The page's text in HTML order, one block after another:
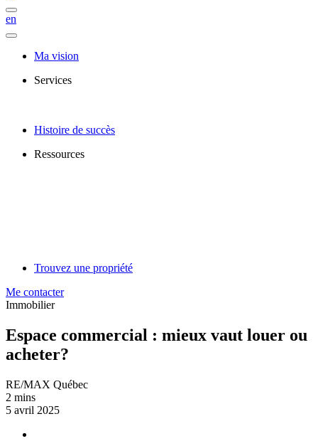
en
Ma vision
Services
Histoire de succès
Ressources
Trouvez une propriété
Me contacter
Immobilier
Espace commercial : mieux vaut louer ou
acheter?
RE/MAX Québec
2 mins
5 avril 2025